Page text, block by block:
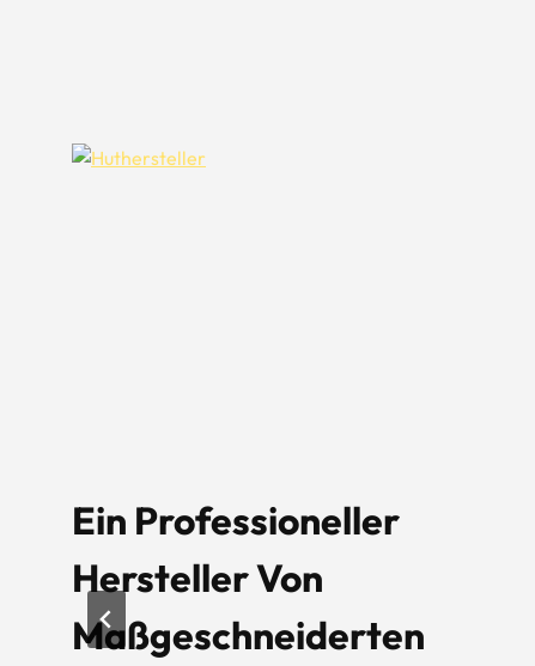
Ein Professioneller
Hersteller Von
Maßgeschneiderten